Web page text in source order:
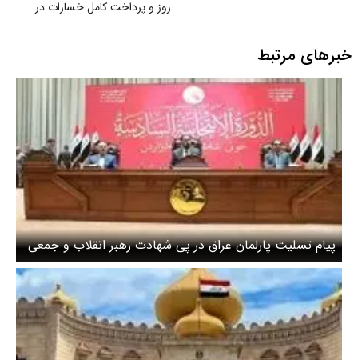
روز و پرداخت کامل خسارات در
خبرهای مرتبط
پیام تسلیت پارلمان عراق در پی شهادت رهبر انقلاب و جمعی
از فرماندهان